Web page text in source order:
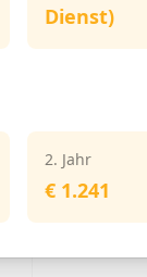
Dienst)
2. Jahr
€ 1.241